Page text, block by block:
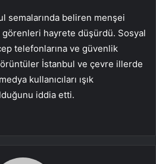
semalarında beliren menşei
görenleri hayrete düşürdü. Sosyal
telefonlarına ve güvenlik
İstanbul ve çevre illerde
kullanıcıları ışık
iddia etti.